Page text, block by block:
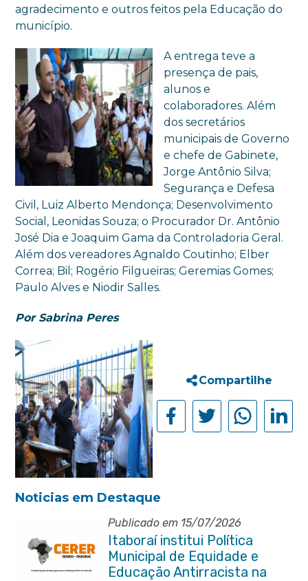
agradecimento e outros feitos pela Educação do
município.
A entrega teve a
presença de pais,
alunos e
colaboradores. Além
dos secretários
municipais de Governo
e chefe de Gabinete,
Jorge Antônio Silva;
Segurança e Defesa
Civil, Luiz Alberto Mendonça; Desenvolvimento
Social, Leonidas Souza; o Procurador Dr. Antônio
José Dia e Joaquim Gama da Controladoria Geral.
Além dos vereadores Agnaldo Coutinho; Elber
Correa; Bil; Rogério Filgueiras; Geremias Gomes;
Paulo Alves e Niodir Salles.
Por Sabrina Peres
Compartilhe
Noticias em Destaque
Publicado em 15/07/2026
Itaboraí institui Política
Municipal de Equidade e
Educação Antirracista na